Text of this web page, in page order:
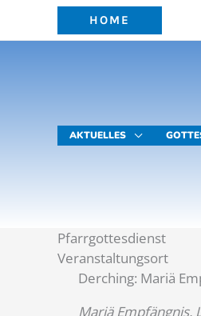
HOME
AKTUELLES
Pfarrgottesdienst
Veranstaltungsort
Derching: Mariä
Mariä Empfängnis,